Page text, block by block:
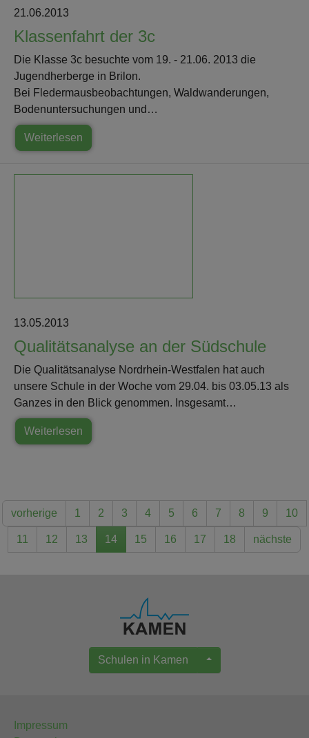
21.06.2013
Klassenfahrt der 3c
Die Klasse 3c besuchte vom 19. - 21.06. 2013 die
Jugendherberge in Brilon.
Bei Fledermausbeobachtungen, Waldwanderungen,
Bodenuntersuchungen und…
Weiterlesen
13.05.2013
Qualitätsanalyse an der Südschule
Die Qualitätsanalyse Nordrhein-Westfalen hat auch
unsere Schule in der Woche vom 29.04. bis 03.05.13 als
Ganzes in den Blick genommen. Insgesamt…
Weiterlesen
vorherige 1 2 3 4 5 6 7 8 9 10
11 12 13 14 15 16 17 18 nächste
Schulen in Kamen
Impressum